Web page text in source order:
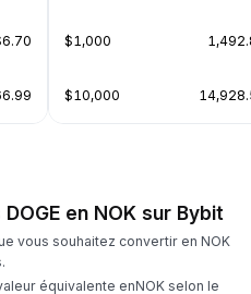
$1,000
$10,000
en NOK sur Bybit
vous souhaitez convertir en NOK
équivalente enNOK selon le